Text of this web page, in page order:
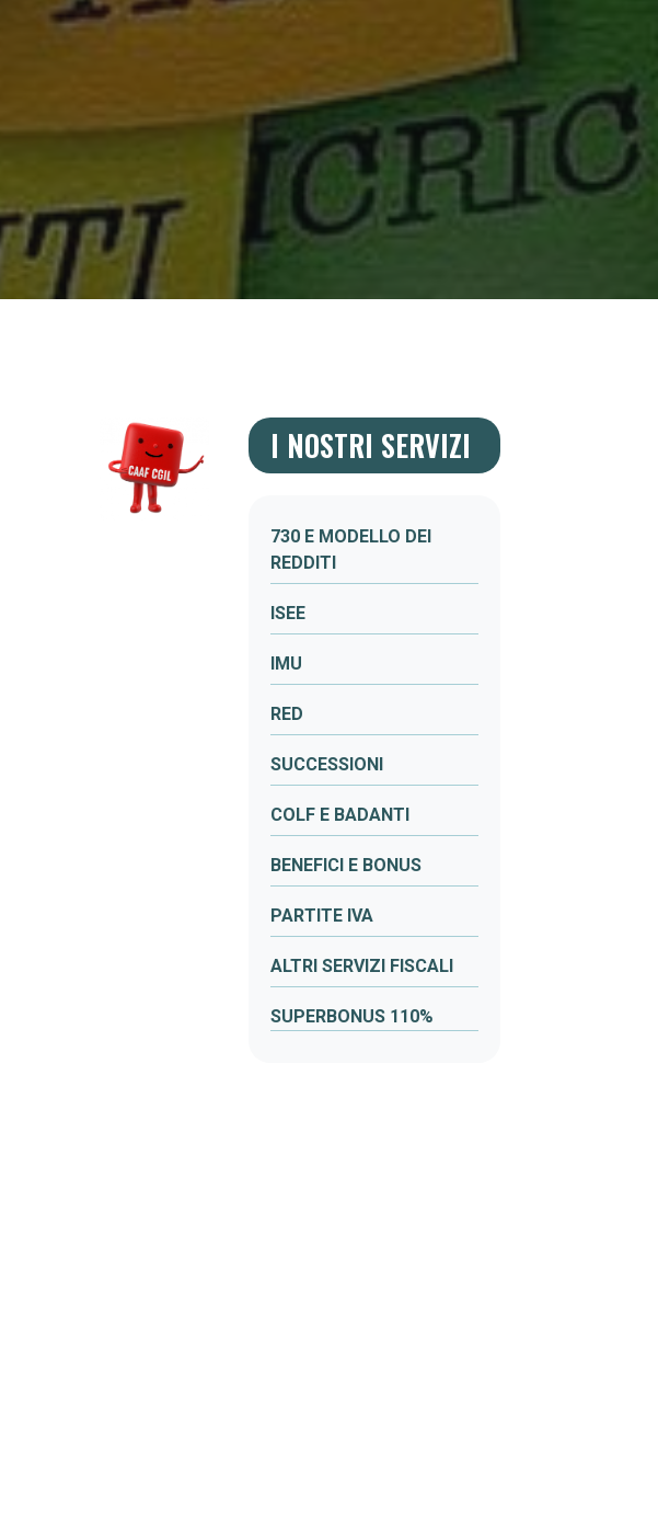
I NOSTRI SERVIZI
730 E MODELLO DEI
REDDITI
ISEE
IMU
RED
SUCCESSIONI
COLF E BADANTI
BENEFICI E BONUS
PARTITE IVA
ALTRI SERVIZI FISCALI
SUPERBONUS 110%